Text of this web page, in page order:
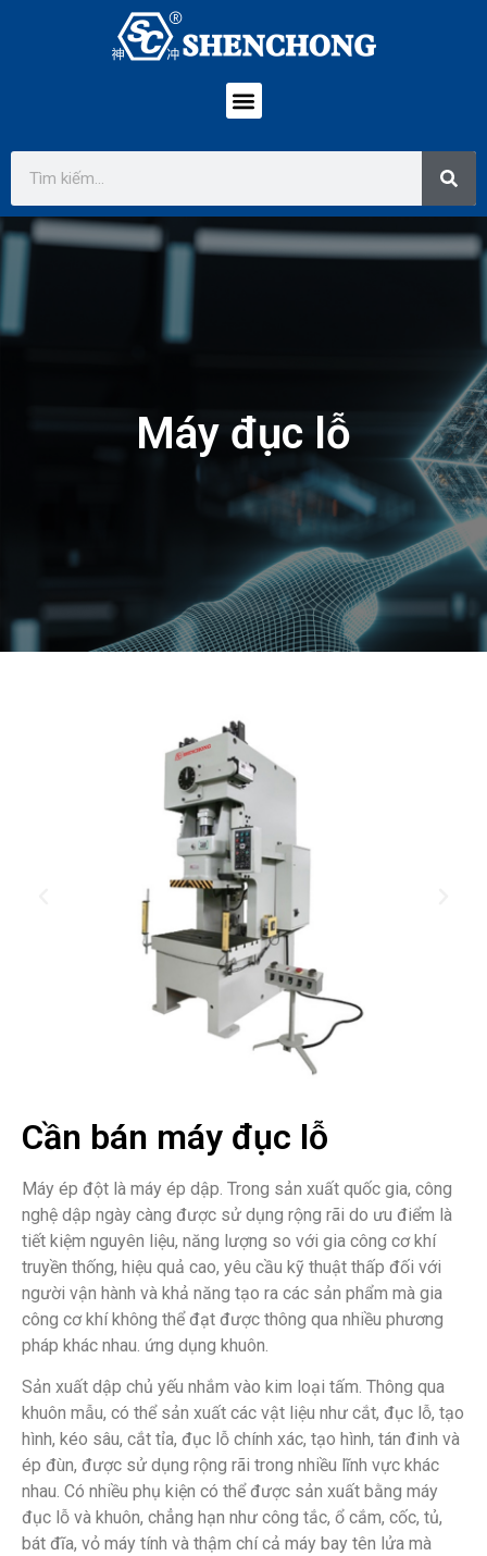
Máy đục lỗ
Cần bán máy đục lỗ
Máy ép đột là máy ép dập. Trong sản xuất quốc gia, công
nghệ dập ngày càng được sử dụng rộng rãi do ưu điểm là
tiết kiệm nguyên liệu, năng lượng so với gia công cơ khí
truyền thống, hiệu quả cao, yêu cầu kỹ thuật thấp đối với
người vận hành và khả năng tạo ra các sản phẩm mà gia
công cơ khí không thể đạt được thông qua nhiều phương
pháp khác nhau. ứng dụng khuôn.
Sản xuất dập chủ yếu nhắm vào kim loại tấm. Thông qua
khuôn mẫu, có thể sản xuất các vật liệu như cắt, đục lỗ, tạo
hình, kéo sâu, cắt tỉa, đục lỗ chính xác, tạo hình, tán đinh và
ép đùn, được sử dụng rộng rãi trong nhiều lĩnh vực khác
nhau. Có nhiều phụ kiện có thể được sản xuất bằng máy
đục lỗ và khuôn, chẳng hạn như công tắc, ổ cắm, cốc, tủ,
bát đĩa, vỏ máy tính và thậm chí cả máy bay tên lửa mà